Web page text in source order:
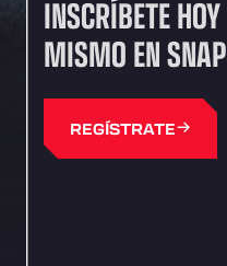
INSCRÍBETE HOY
MISMO EN SNAP
REGÍSTRATE